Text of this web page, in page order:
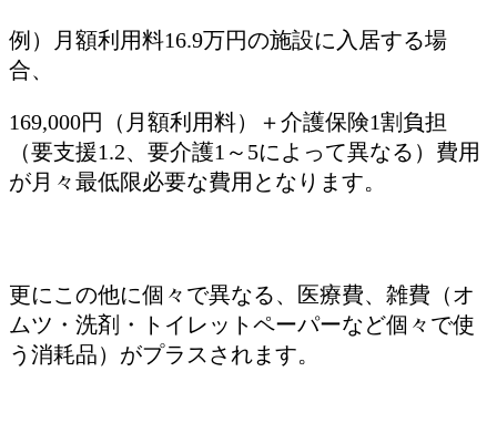
例）月額利用料16.9万円の施設に入居する場
合、
169,000円（月額利用料）＋介護保険1割負担
（要支援1.2、要介護1～5によって異なる）費用
が月々最低限必要な費用となります。
更にこの他に個々で異なる、医療費、雑費（オ
ムツ・洗剤・トイレットペーパーなど個々で使
う消耗品）がプラスされます。